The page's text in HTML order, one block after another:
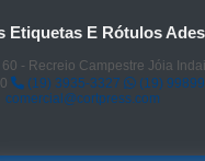
Etiquetas E Rótulos
- Recreio Campestre Jóia
(19) 3935-3327
(19)
comercial@cortpress.com